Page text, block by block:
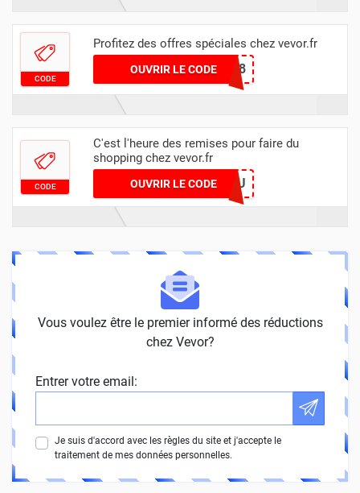
CODE
Profitez des offres spéciales chez vevor.fr
OUVRIR LE CODEVTOFF18
CODE
C'est l'heure des remises pour faire du
shopping chez vevor.fr
OUVRIR LE CODE2UUTU
Vous voulez être le premier informé des réductions
chez Vevor?
Entrer votre email:
Je suis d'accord avec les règles du site et j'accepte le
traitement de mes données personnelles.